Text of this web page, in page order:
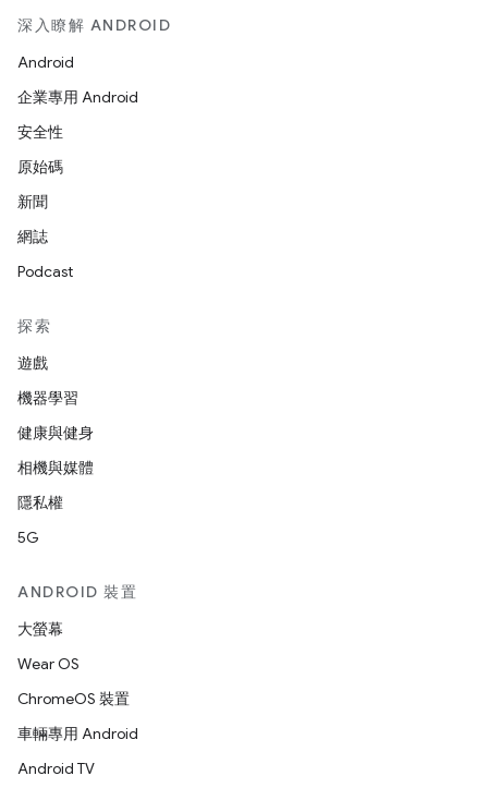
深入瞭解 ANDROID
Android
企業專用 Android
安全性
原始碼
新聞
網誌
Podcast
探索
遊戲
機器學習
健康與健身
相機與媒體
隱私權
5G
ANDROID 裝置
大螢幕
Wear OS
ChromeOS 裝置
車輛專用 Android
Android TV